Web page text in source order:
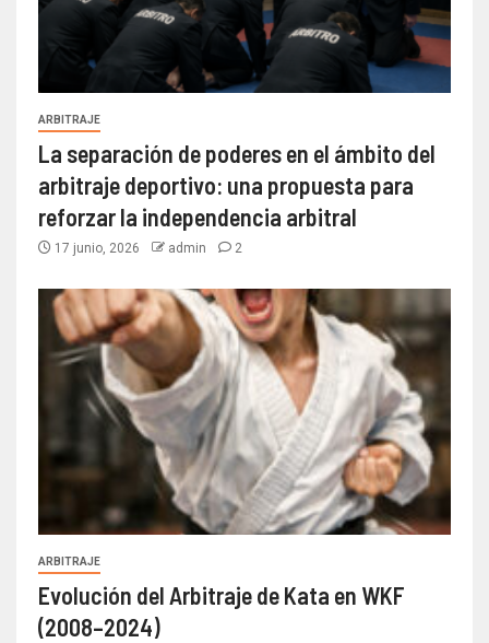
ARBITRAJE
La separación de poderes en el ámbito del
arbitraje deportivo: una propuesta para
reforzar la independencia arbitral
17 junio, 2026 admin 2
ARBITRAJE
Evolución del Arbitraje de Kata en WKF
(2008–2024)